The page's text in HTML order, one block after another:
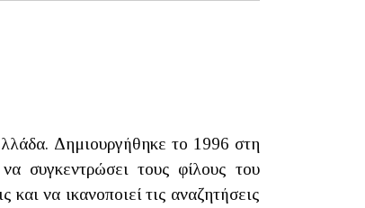
Δημιουργήθηκε το 1996 στη
συγκεντρώσει τους φίλους του
να ικανοποιεί τις αναζητήσεις